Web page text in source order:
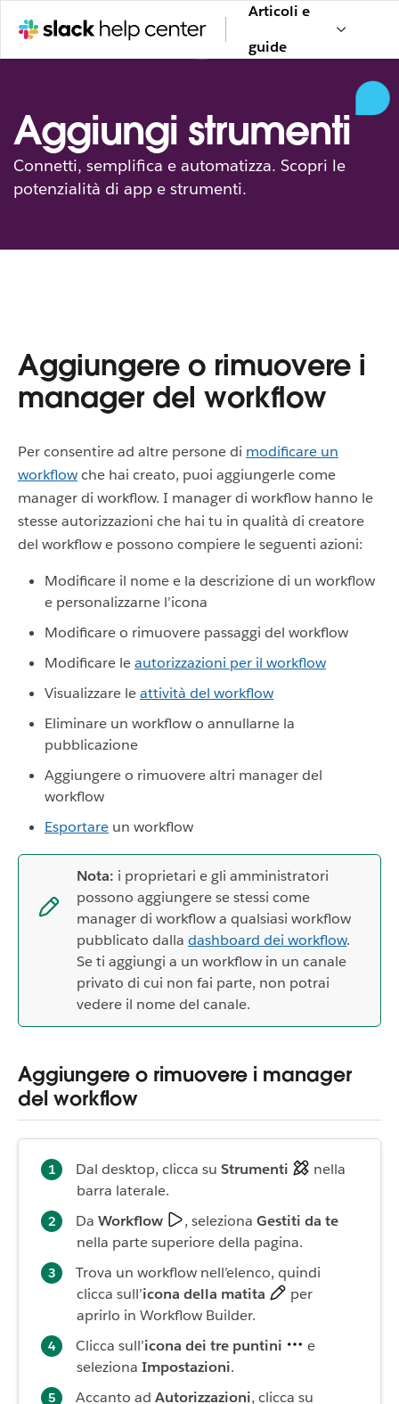
Articoli e
guide
Aggiungi strumenti
Connetti, semplifica e automatizza. Scopri le
potenzialità di app e strumenti.
Aggiungere o rimuovere i
manager del workflow
Per consentire ad altre persone di modificare un
workflowche hai creato, puoi aggiungerle come
manager di workflow. I manager di workflow hanno le
stesse autorizzazioni che hai tu in qualità di creatore
del workflow e possono compiere le seguenti azioni:
Modificare il nome e la descrizione di un workflow
e personalizzarne l’icona
Modificare o rimuovere passaggi del workflow
Modificare leautorizzazioni per il workflow
Visualizzare leattività del workflow
Eliminare un workflow o annullarne la
pubblicazione
Aggiungere o rimuovere altri manager del
workflow
Esportare un workflow
Nota: i proprietari e gli amministratori
possono aggiungere se stessi come
manager di workflow a qualsiasi workflow
pubblicato dalla dashboard dei workflow.
Se ti aggiungi a un workflow in un canale
privato di cui non fai parte, non potrai
vedere il nome del canale.
Aggiungere o rimuovere i manager
del workflow
Dal desktop, clicca su Strumenti
nella
barra laterale.
Da Workflow , seleziona Gestiti da te
nella parte superiore della pagina.
Trova un workflow nell’elenco, quindi
clicca sull’icona della matita
per
aprirlo in Workflow Builder.
Clicca sull’icona dei tre puntini
e
seleziona Impostazioni.
Accanto ad Autorizzazioni, clicca su